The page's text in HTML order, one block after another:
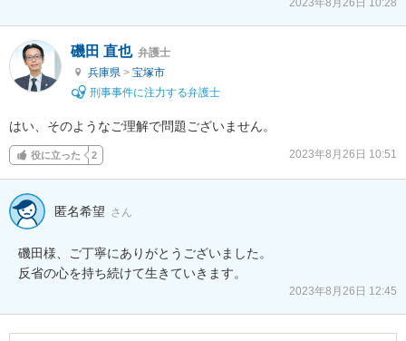
磯田 直也 弁護士
兵庫県 > 宝塚市
刑事事件に注力する弁護士
はい、そのようなご理解で問題ございません。
役に立った 2 2023年8月26日 10:51
匿名希望 さん
磯田様、ご丁寧にありがとうございました。
反省の心を持ち続けて生きていきます。
2023年8月26日 12:45